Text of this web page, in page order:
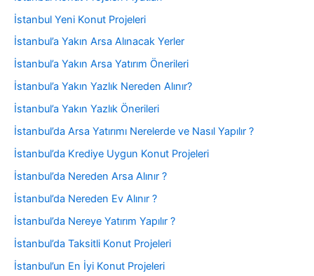
İstanbul Yeni Konut Projeleri
İstanbul’a Yakın Arsa Alınacak Yerler
İstanbul’a Yakın Arsa Yatırım Önerileri
İstanbul’a Yakın Yazlık Nereden Alınır?
İstanbul’a Yakın Yazlık Önerileri
İstanbul’da Arsa Yatırımı Nerelerde ve Nasıl Yapılır ?
İstanbul’da Krediye Uygun Konut Projeleri
İstanbul’da Nereden Arsa Alınır ?
İstanbul’da Nereden Ev Alınır ?
İstanbul’da Nereye Yatırım Yapılır ?
İstanbul’da Taksitli Konut Projeleri
İstanbul’un En İyi Konut Projeleri